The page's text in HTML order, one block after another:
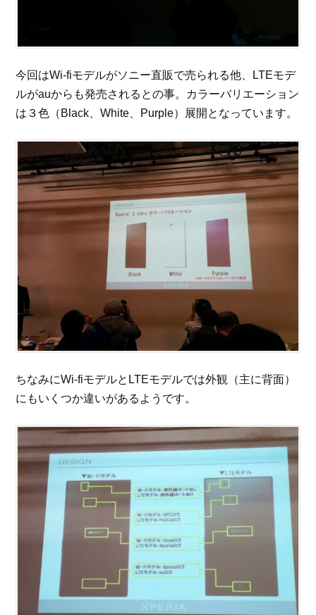
今回はWi-fiモデルがソニー直販で売られる他、LTEモデ
ルがauからも発売されるとの事。カラーバリエーション
は３色（Black、White、Purple）展開となっています。
ちなみにWi-fiモデルとLTEモデルでは外観（主に背面）
にもいくつか違いがあるようです。